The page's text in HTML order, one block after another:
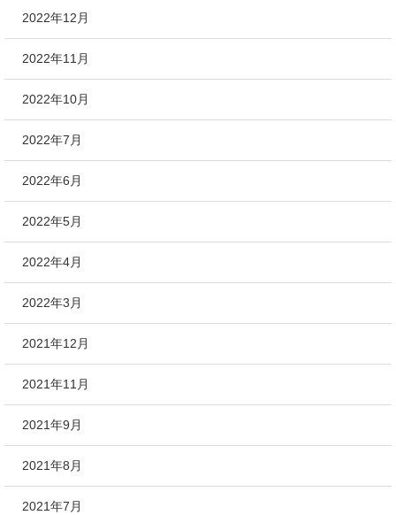
2022年12月
2022年11月
2022年10月
2022年7月
2022年6月
2022年5月
2022年4月
2022年3月
2021年12月
2021年11月
2021年9月
2021年8月
2021年7月